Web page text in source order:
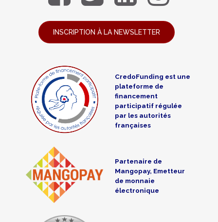
INSCRIPTION À LA NEWSLETTER
CredoFunding est une
plateforme de
financement
participatif régulée
par les autorités
françaises
Partenaire de
Mangopay, Emetteur
de monnaie
électronique